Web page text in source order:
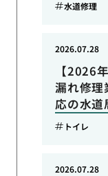
水道修理
【2026
漏れ修理
応の水道
2026.07.28
トイレ
2026.07.28